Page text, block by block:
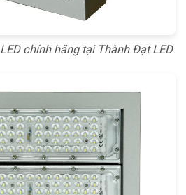
chính hãng tại Thành Đạt LED